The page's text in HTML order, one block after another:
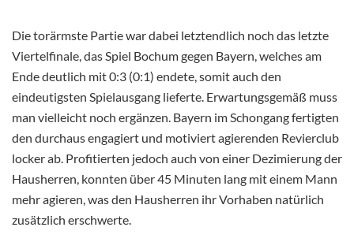
Die torärmste Partie war dabei letztendlich noch das letzte
Viertelfinale, das Spiel Bochum gegen Bayern, welches am
Ende deutlich mit 0:3 (0:1) endete, somit auch den
eindeutigsten Spielausgang lieferte. Erwartungsgemäß muss
man vielleicht noch ergänzen. Bayern im Schongang fertigten
den durchaus engagiert und motiviert agierenden Revierclub
locker ab. Profitierten jedoch auch von einer Dezimierung der
Hausherren, konnten über 45 Minuten lang mit einem Mann
mehr agieren, was den Hausherren ihr Vorhaben natürlich
zusätzlich erschwerte.